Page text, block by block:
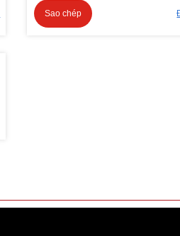
Sao chép